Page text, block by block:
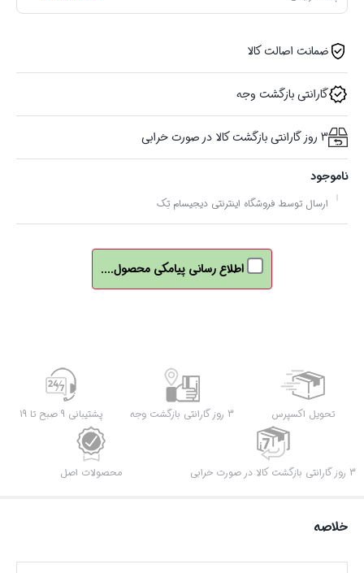
ضمانت اصالت کالا
گارانتی بازگشت وجه
3 روز گارانتی بازگشت کالا در صورت خرابی
ناموجود
ارسال توسط فروشگاه اینترنتی دیجیسام تِک
اطلاع رسانی پیامکی محصول....
تحویل اکسپرس 3 روز گارانتی بازگشت وجه پشتیبانی 9 صبح تا 19
3 روز گارانتی بازگشت کالا در صورت خرابی محصولات اصل
خلاصه